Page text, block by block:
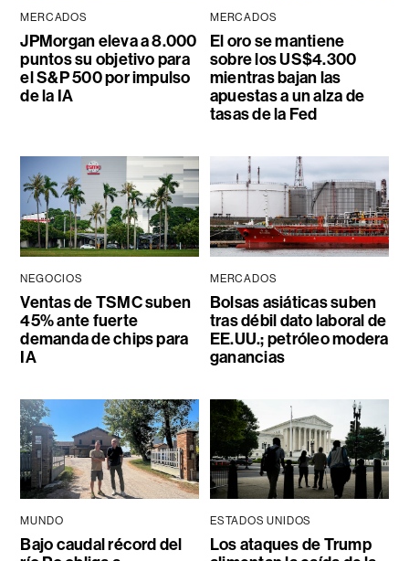
MERCADOS
JPMorgan eleva a 8.000
puntos su objetivo para
el S&P 500 por impulso
de la IA
MERCADOS
El oro se mantiene
sobre los US$4.300
mientras bajan las
apuestas a un alza de
tasas de la Fed
NEGOCIOS
Ventas de TSMC suben
45% ante fuerte
demanda de chips para
IA
MERCADOS
Bolsas asiáticas suben
tras débil dato laboral de
EE.UU.; petróleo modera
ganancias
MUNDO
Bajo caudal récord del
ESTADOS UNIDOS
Los ataques de Trump